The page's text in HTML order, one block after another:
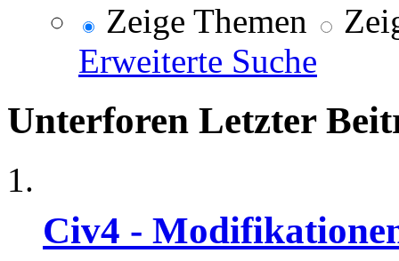
Zeige Themen
Erweiterte Suche
Unterforen Letzter
Civ4 -